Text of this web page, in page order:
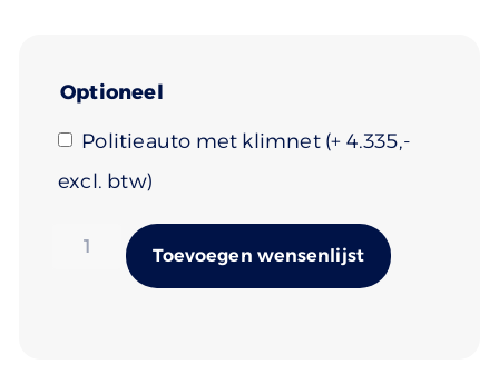
Optioneel
Politieauto met klimnet (+ 4.335
)
Toevoegen wensenlijst